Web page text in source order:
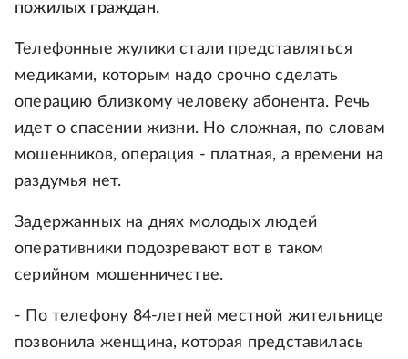
пожилых граждан.
Телефонные жулики стали представляться
медиками, которым надо срочно сделать
операцию близкому человеку абонента. Речь
идет о спасении жизни. Но сложная, по словам
мошенников, операция - платная, а времени на
раздумья нет.
Задержанных на днях молодых людей
оперативники подозревают вот в таком
серийном мошенничестве.
- По телефону 84-летней местной жительнице
позвонила женщина, которая представилась